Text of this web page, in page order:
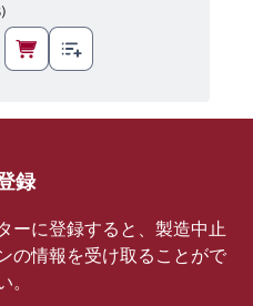
)
録
ーに登録すると、製造中止
の情報を受け取ることがで